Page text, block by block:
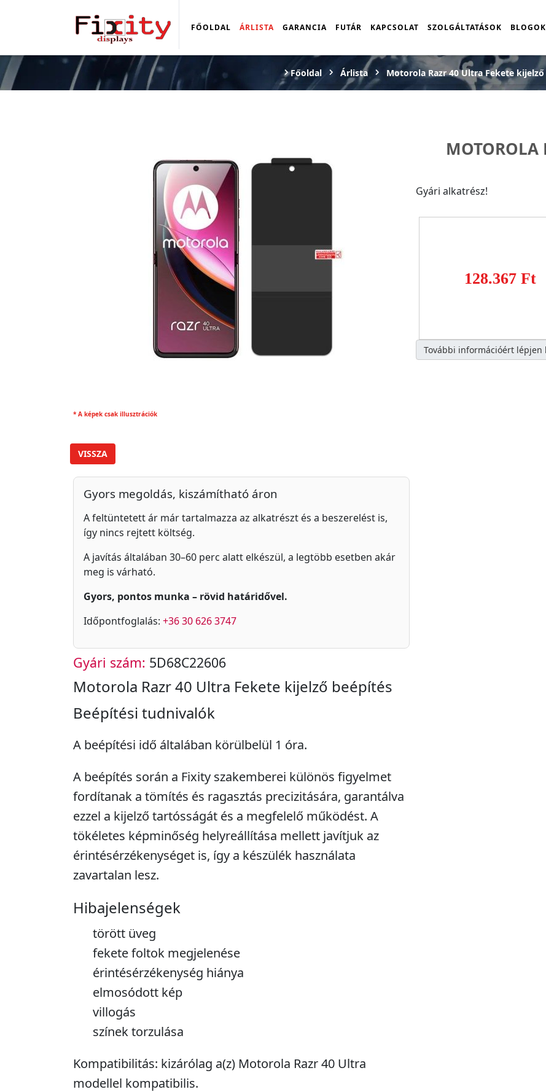
FŐOLDAL ÁRLISTA GARANCIA FUTÁR KAPCSOLAT SZOLGÁLTATÁSOK BLOGOK
Főoldal Árlista Motorola Razr 40 Ultra Fekete kijelző
* A képek csak illusztrációk
MOTOROLA
Gyári alkatrész!
128.367 Ft
További információért lépjen
VISSZA
Gyors megoldás, kiszámítható áron
A feltüntetett ár már tartalmazza az alkatrészt és a beszerelést is,
így nincs rejtett költség.
A javítás általában 30–60 perc alatt elkészül, a legtöbb esetben akár
meg is várható.
Gyors, pontos munka – rövid határidővel.
Időpontfoglalás: +36 30 626 3747
Gyári szám: 5D68C22606
Motorola Razr 40 Ultra Fekete kijelző beépítés
Beépítési tudnivalók
A beépítési idő általában körülbelül 1 óra.
A beépítés során a Fixity szakemberei különös figyelmet
fordítanak a tömítés és ragasztás precizitására, garantálva
ezzel a kijelző tartósságát és a megfelelő működést. A
tökéletes képminőség helyreállítása mellett javítjuk az
érintésérzékenységet is, így a készülék használata
zavartalan lesz.
Hibajelenségek
törött üveg
fekete foltok megjelenése
érintésérzékenység hiánya
elmosódott kép
villogás
színek torzulása
Kompatibilitás: kizárólag a(z) Motorola Razr 40 Ultra
modellel kompatibilis.